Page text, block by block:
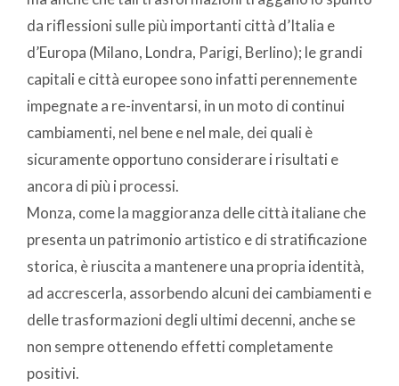
da riflessioni sulle più importanti città d’Italia e
d’Europa (Milano, Londra, Parigi, Berlino); le grandi
capitali e città europee sono infatti perennemente
impegnate a re-inventarsi, in un moto di continui
cambiamenti, nel bene e nel male, dei quali è
sicuramente opportuno considerare i risultati e
ancora di più i processi.
Monza, come la maggioranza delle città italiane che
presenta un patrimonio artistico e di stratificazione
storica, è riuscita a mantenere una propria identità,
ad accrescerla, assorbendo alcuni dei cambiamenti e
delle trasformazioni degli ultimi decenni, anche se
non sempre ottenendo effetti completamente
positivi.